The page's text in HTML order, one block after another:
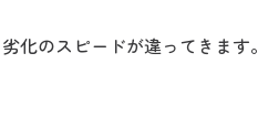
化のスピードが違ってきます。